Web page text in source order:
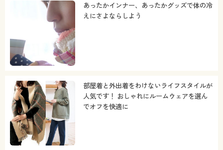
あったかインナー、あったかグッズで体の冷
えにさよならしよう
部屋着と外出着をわけないライフスタイルが
人気です！ おしゃれにルームウェアを選ん
でオフを快適に